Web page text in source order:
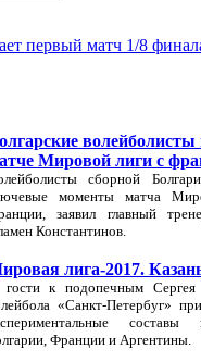
первый матч 1/8
Мировой лиги с
сборной
моменты матча
заявил главный
Константинов.
лига-2017.
к подопечным
«Санкт-Петербуг»
составы
Франции и Аргентины.